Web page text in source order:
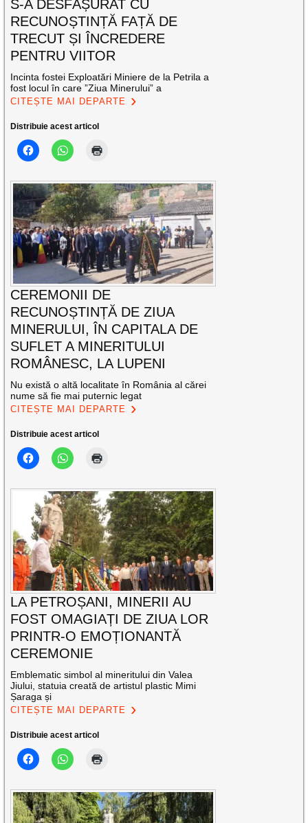
S-A DESFĂȘURAT CU
RECUNOȘTINȚĂ FAȚĂ DE
TRECUT ȘI ÎNCREDERE
PENTRU VIITOR
Incinta fostei Exploatări Miniere de la Petrila a
fost locul în care ”Ziua Minerului” a
CITEȘTE MAI DEPARTE
Distribuie acest articol
CEREMONII DE
RECUNOȘTINȚĂ DE ZIUA
MINERULUI, ÎN CAPITALA DE
SUFLET A MINERITULUI
ROMÂNESC, LA LUPENI
Nu există o altă localitate în România al cărei
nume să fie mai puternic legat
CITEȘTE MAI DEPARTE
Distribuie acest articol
LA PETROȘANI, MINERII AU
FOST OMAGIAȚI DE ZIUA LOR
PRINTR-O EMOȚIONANTĂ
CEREMONIE
Emblematic simbol al mineritului din Valea
Jiului, statuia creată de artistul plastic Mimi
Șaraga și
CITEȘTE MAI DEPARTE
Distribuie acest articol